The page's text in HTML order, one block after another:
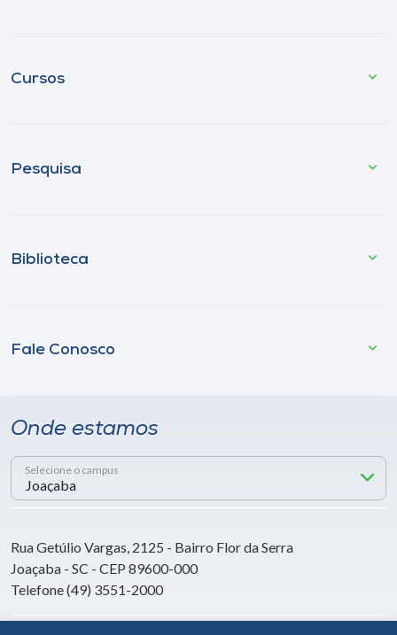
Cursos
Pesquisa
Biblioteca
Fale Conosco
Onde estamos
Selecione o campus
Rua Getúlio Vargas, 2125 - Bairro Flor da Serra
Joaçaba - SC - CEP 89600-000
Telefone (49) 3551-2000